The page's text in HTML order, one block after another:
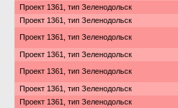
Проект 1361, тип Зеленодольск
Проект 1361, тип Зеленодольск
Проект 1361, тип Зеленодольск
Проект 1361, тип Зеленодольск
Проект 1361, тип Зеленодольск
Проект 1361, тип Зеленодольск
Проект 1361, тип Зеленодольск